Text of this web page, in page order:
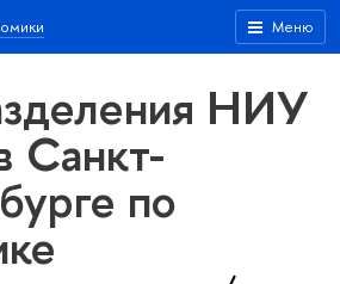
Меню
НИУ
по